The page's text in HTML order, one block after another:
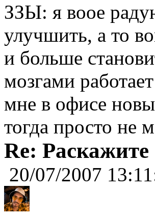
ЗЗЫ: я воое
улучшить, а то
и больше
мозгами
мне в офисе
тогда просто не
Re:
20/07/2007